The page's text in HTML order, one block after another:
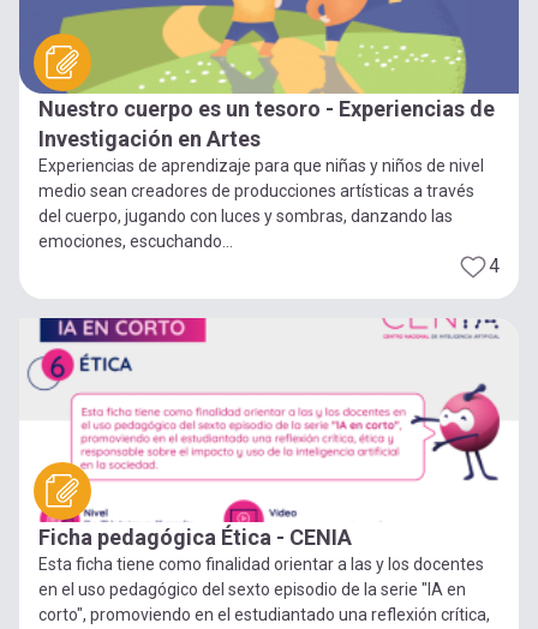
Nuestro cuerpo es un tesoro - Experiencias de
Investigación en Artes
Experiencias de aprendizaje para que niñas y niños de nivel
medio sean creadores de producciones artísticas a través
del cuerpo, jugando con luces y sombras, danzando las
emociones, escuchando...
4
Ficha pedagógica Ética - CENIA
Esta ficha tiene como finalidad orientar a las y los docentes
en el uso pedagógico del sexto episodio de la serie "IA en
corto", promoviendo en el estudiantado una reflexión crítica,